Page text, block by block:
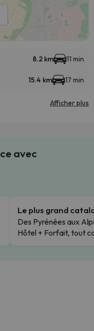
8.2 km 11 min
15.4 km 17 min
Afficher plus
avec
Le plus grand
Des Pyrénées aux
Hôtel + Forfait, tout